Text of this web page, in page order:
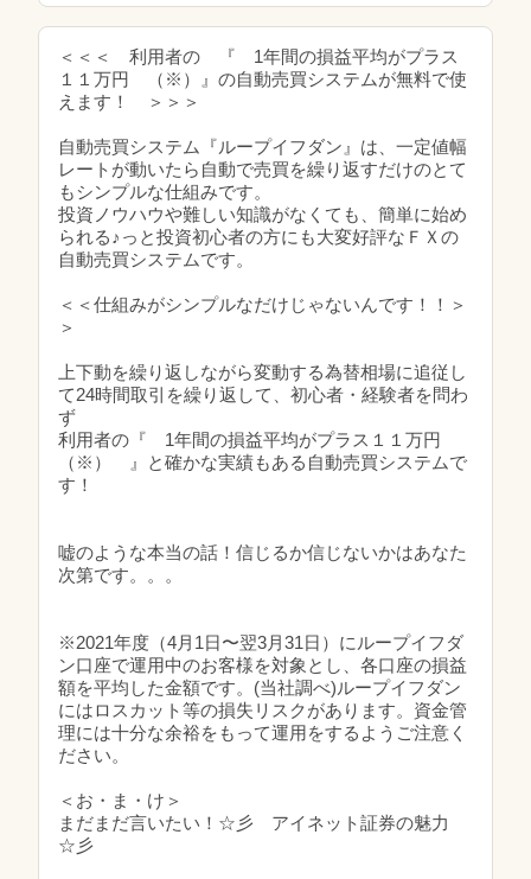
＜＜＜ 利用者の 『 1年間の損益平均がプラス
１１万円 （※）』の自動売買システムが無料で使
えます！ ＞＞＞
自動売買システム『ループイフダン』は、一定値幅
レートが動いたら自動で売買を繰り返すだけのとて
もシンプルな仕組みです。
投資ノウハウや難しい知識がなくても、簡単に始め
られる♪っと投資初心者の方にも大変好評なＦＸの
自動売買システムです。
＜＜仕組みがシンプルなだけじゃないんです！！＞
＞
上下動を繰り返しながら変動する為替相場に追従し
て24時間取引を繰り返して、初心者・経験者を問わ
ず
利用者の『 1年間の損益平均がプラス１１万円
（※） 』と確かな実績もある自動売買システムで
す！
嘘のような本当の話！信じるか信じないかはあなた
次第です。。。
※2021年度（4月1日〜翌3月31日）にループイフダ
ン口座で運用中のお客様を対象とし、各口座の損益
額を平均した金額です。(当社調べ) ループイフダン
にはロスカット等の損失リスクがあります。資金管
理には十分な余裕をもって運用をするようご注意く
ださい。
＜お・ま・け＞
まだまだ言いたい！☆彡 アイネット証券の魅力
☆彡